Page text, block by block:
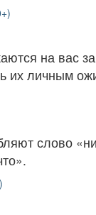
на вас
их личным
слово